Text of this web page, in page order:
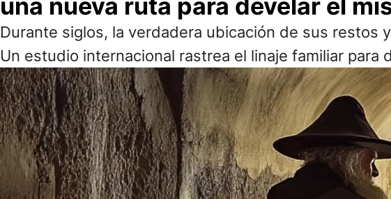
una nueva ruta para develar el
Durante siglos, la verdadera ubicación de sus restos
Un estudio internacional rastrea el linaje familiar